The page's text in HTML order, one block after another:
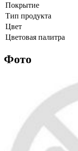
Покрытие
Тип продукта
Цвет
Цветовая палитра
Фото